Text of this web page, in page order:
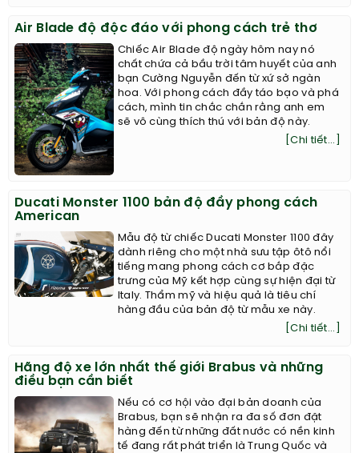
Air Blade độ độc đáo với phong cách trẻ thơ
Chiếc Air Blade độ ngày hôm nay nó
chất chứa cả bầu trời tâm huyết của anh
bạn Cường Nguyễn đến từ xứ sở ngàn
hoa. Với phong cách đầy táo bạo và phá
cách, mình tin chắc chắn rằng anh em
sẽ vô cùng thích thú với bản độ này.
[Chi tiết...]
Ducati Monster 1100 bản độ đầy phong cách
American
Mẫu độ từ chiếc Ducati Monster 1100 đây
dành riêng cho một nhà sưu tập ôtô nổi
tiếng mang phong cách cơ bắp đặc
trưng của Mỹ kết hợp cùng sự hiện đại từ
Italy. Thẩm mỹ và hiệu quả là tiêu chí
hàng đầu của bản độ từ mẫu xe này.
[Chi tiết...]
Hãng độ xe lớn nhất thế giới Brabus và những
điều bạn cần biết
Nếu có cơ hội vào đại bản doanh của
Brabus, bạn sẽ nhận ra đa số đơn đặt
hàng đến từ những đất nước có nền kinh
tế đang rất phát triển là Trung Quốc và